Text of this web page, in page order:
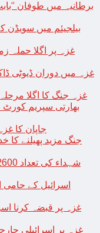
برطانیہ میں طوفان
غزہ پر اگلا حملہ
غزہ میں دوران ڈیوٹی
غزہ جنگ کا اگلا
بھارتی سپریم
جاپان کا غزہ کے لیے 10 ملین
جنگ مزید پھیلنے کا
غزہ پر قبضہ کرنا